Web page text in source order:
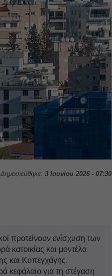
Δημοσιεύθηκε: 3 Ιουνίου 2026 - 07:30
προτείνουν ενίσχυση των
κατοικίας και μοντέλα
και Κοπεγχάγης.
κεφάλαιο για τη στέγαση